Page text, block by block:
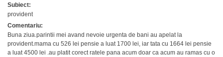
Subiect:
provident
Comentariu:
Buna ziua.parintii mei avand nevoie urgenta de bani au apelat la
provident.mama cu 526 lei pensie a luat 1700 lei, iar tata cu 1664 lei pensie
a luat 4500 lei .au platit corect ratele pana acum doar ca acum au ramas cu o